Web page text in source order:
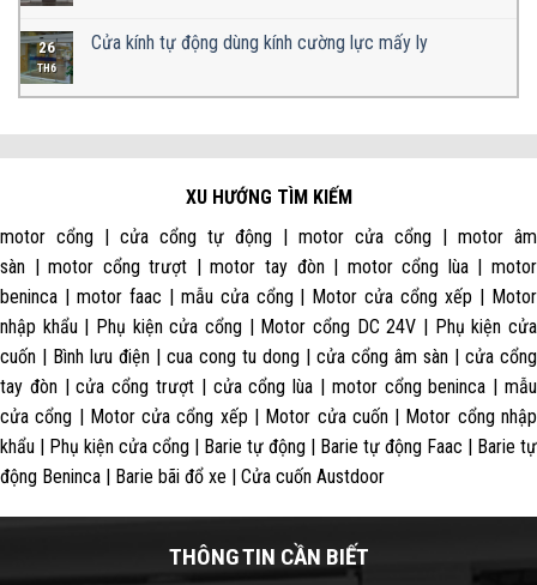
26
TH6
Cửa kính tự động dùng kính cường lực mấy ly
XU HƯỚNG TÌM KIẾM
motor cổng | cửa cổng tự động | motor cửa cổng | motor âm
sàn | motor cổng trượt | motor tay đòn | motor cổng lùa | motor
beninca | motor faac | mẫu cửa cổng | Motor cửa cổng xếp | Motor
nhập khẩu | Phụ kiện cửa cổng | Motor cổng DC 24V | Phụ kiện cửa
cuốn | Bình lưu điện | cua cong tu dong | cửa cổng âm sàn | cửa cổng
tay đòn | cửa cổng trượt | cửa cổng lùa | motor cổng beninca | mẫu
cửa cổng | Motor cửa cổng xếp | Motor cửa cuốn | Motor cổng nhập
khẩu | Phụ kiện cửa cổng | Barie tự động | Barie tự động Faac | Barie tự
động Beninca | Barie bãi đổ xe | Cửa cuốn Austdoor
THÔNG TIN CẦN BIẾT